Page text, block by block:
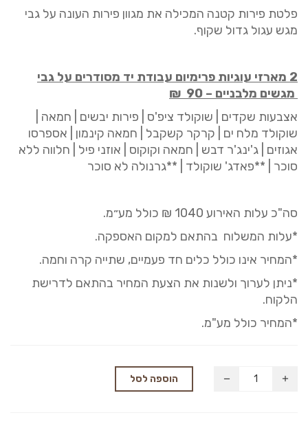
פלטת פירות קטנה המכילה את מגוון פירות העונה על גבי
מגש עגול גדול שקוף.
2 מארזי עוגיות פרימיום עבודת יד מסודרים על גבי
מגשים מלבניים – 90
₪
אצבעות שקדים | שוקולד ציפ'ס | פירות יבשים | חמאה |
שוקולד מלח ים | קרקר קשקבל | חמאה קינמון | אספרסו
אגוזים | ג'ינג'ר דבש | חמאה וקוקוס | אוזני פיל | חלווה ללא
סוכר | **פאדג' שוקולד | **גרנולה לא סוכר
סה"כ עלות האירוע 1040
₪ כולל מע״מ.
*עלות המשלוח בהתאם למקום האספקה.
*המחיר אינו כולל כלים חד פעמיים, שתייה קרה וחמה.
*ניתן לערוך ולשנות את הצעת המחיר בהתאם לדרישת
הלקוח.
*המחיר כולל מע"מ.
הוספה לסל